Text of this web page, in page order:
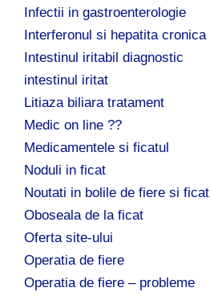
Infectii in gastroenterologie
Interferonul si hepatita cronica
Intestinul iritabil diagnostic
intestinul iritat
Litiaza biliara tratament
Medic on line ??
Medicamentele si ficatul
Noduli in ficat
Noutati in bolile de fiere si ficat
Oboseala de la ficat
Oferta site-ului
Operatia de fiere
Operatia de fiere – probleme